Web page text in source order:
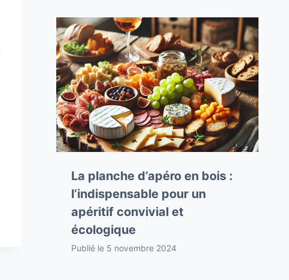
La planche d’apéro en bois :
l’indispensable pour un
apéritif convivial et
écologique
Publié le 5 novembre 2024